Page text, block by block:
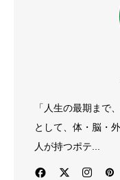
「人生の最期まで
として、体・脳・
人が持つポテ...